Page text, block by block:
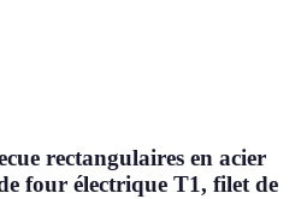
rectangulaires en acier
four électrique T1, filet de